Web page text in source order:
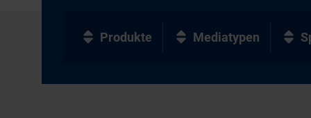
Produkte Mediatypen